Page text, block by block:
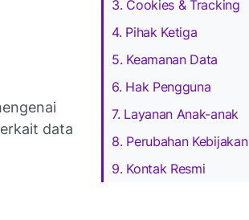
3. Cookies & Tracking
4. Pihak Ketiga
5. Keamanan Data
6. Hak Pengguna
7. Layanan Anak-anak
8. Perubahan Kebijakan
9. Kontak Resmi
data